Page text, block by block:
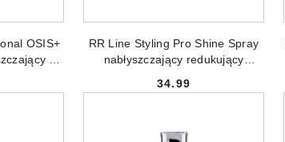
OSIS+
do
RR Line Styling Pro Shine Spray
nabłyszczający redukujący
Cena:
34.99